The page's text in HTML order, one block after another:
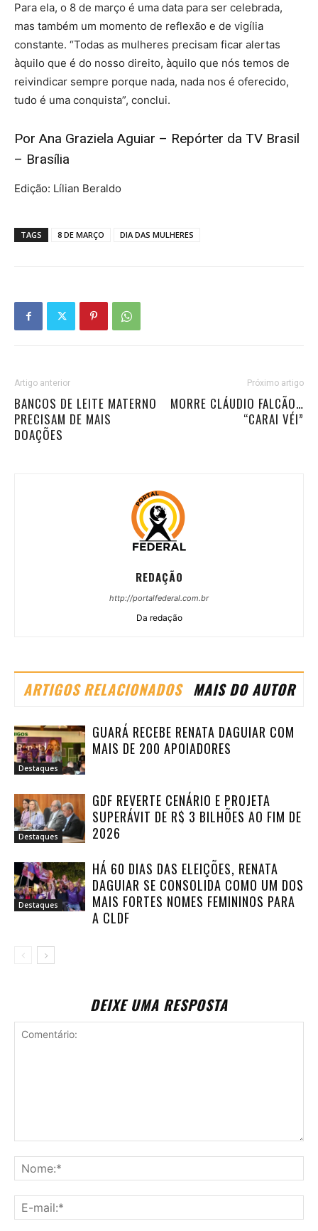
Para ela, o 8 de março é uma data para ser celebrada,
mas também um momento de reflexão e de vigília
constante. “Todas as mulheres precisam ficar alertas
àquilo que é do nosso direito, àquilo que nós temos de
reivindicar sempre porque nada, nada nos é oferecido,
tudo é uma conquista”, conclui.
Por Ana Graziela Aguiar – Repórter da TV Brasil
– Brasília
Edição: Lílian Beraldo
TAGS 8 DE MARÇO DIA DAS MULHERES
Artigo anterior
BANCOS DE LEITE MATERNO
PRECISAM DE MAIS
DOAÇÕES
Próximo artigo
MORRE CLÁUDIO FALCÃO…
“CARAI VÉI”
REDAÇÃO
http://portalfederal.com.br
Da redação
ARTIGOS RELACIONADOS MAIS DO AUTOR
Destaques
GUARÁ RECEBE RENATA DAGUIAR COM
MAIS DE 200 APOIADORES
Destaques
GDF REVERTE CENÁRIO E PROJETA
SUPERÁVIT DE R$ 3 BILHÕES AO FIM DE
2026
Destaques
HÁ 60 DIAS DAS ELEIÇÕES, RENATA
DAGUIAR SE CONSOLIDA COMO UM DOS
MAIS FORTES NOMES FEMININOS PARA
A CLDF
DEIXE UMA RESPOSTA